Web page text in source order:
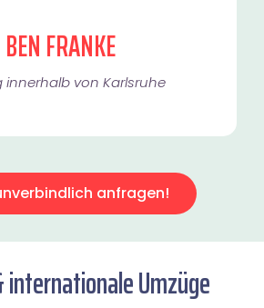
BEN FRANKE
innerhalb von Karlsruhe​
anfragen!
Umzüge